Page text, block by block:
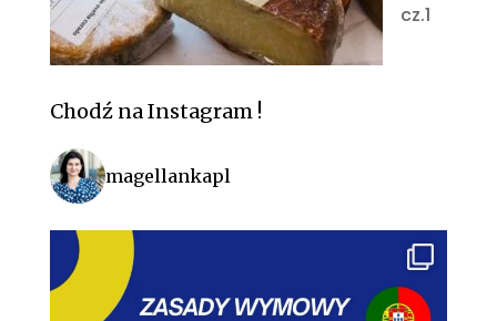
cz.1
Chodź na Instagram !
magellankapl